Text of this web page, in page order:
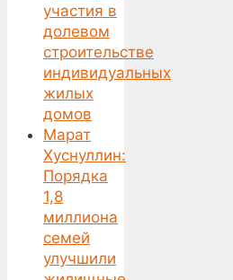
участия в
долевом
строительстве
индивидуальных
жилых
домов
Марат
Хуснуллин:
Порядка
1,8
миллиона
семей
улучшили